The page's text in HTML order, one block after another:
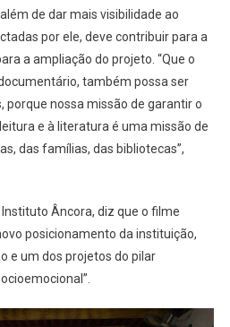
de dar mais visibilidade ao
por ele, deve contribuir para a
a ampliação do projeto. “Que o
também possa ser
porque nossa missão de garantir o
e à literatura é uma missão de
das famílias, das bibliotecas”,
Âncora, diz que o filme
posicionamento da instituição,
e um dos projetos do pilar